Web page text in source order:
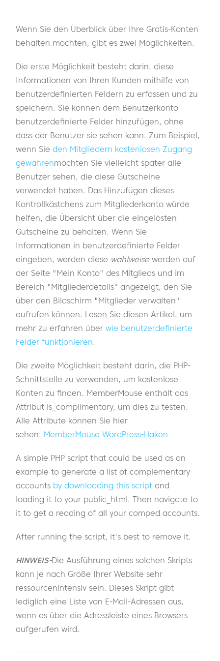
Wenn Sie den Überblick über Ihre Gratis-Konten
behalten möchten, gibt es zwei Möglichkeiten.
Die erste Möglichkeit besteht darin, diese
Informationen von Ihren Kunden mithilfe von
benutzerdefinierten Feldern zu erfassen und zu
speichern. Sie können dem Benutzerkonto
benutzerdefinierte Felder hinzufügen, ohne
dass der Benutzer sie sehen kann. Zum Beispiel,
wenn Sie den Mitgliedern kostenlosen Zugang
gewährenmöchten Sie vielleicht später alle
Benutzer sehen, die diese Gutscheine
verwendet haben. Das Hinzufügen dieses
Kontrollkästchens zum Mitgliederkonto würde
helfen, die Übersicht über die eingelösten
Gutscheine zu behalten. Wenn Sie
Informationen in benutzerdefinierte Felder
eingeben, werden diese wahlweisewerden auf
der Seite "Mein Konto" des Mitglieds und im
Bereich "Mitgliederdetails" angezeigt, den Sie
über den Bildschirm "Mitglieder verwalten"
aufrufen können. Lesen Sie diesen Artikel, um
mehr zu erfahren über wie benutzerdefinierte
Felder funktionieren.
Die zweite Möglichkeit besteht darin, die PHP-
Schnittstelle zu verwenden, um kostenlose
Konten zu finden. MemberMouse enthält das
Attribut is_complimentary, um dies zu testen.
Alle Attribute können Sie hier
sehen: MemberMouse WordPress-Haken
A simple PHP script that could be used as an
example to generate a list of complementary
accounts by downloading this script and
loading it to your public_html. Then navigate to
it to get a reading of all your comped accounts.
After running the script, it's best to remove it.
HINWEIS-Die Ausführung eines solchen Skripts
kann je nach Größe Ihrer Website sehr
ressourcenintensiv sein. Dieses Skript gibt
lediglich eine Liste von E-Mail-Adressen aus,
wenn es über die Adressleiste eines Browsers
aufgerufen wird.